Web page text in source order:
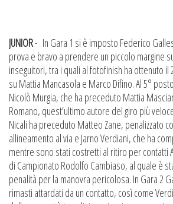
JUNIOR- In Gara 1 si è imposto Federico
prova e bravo a prendere un piccolo margine
inseguitori, tra i quali al fotofinish ha ottenuto il
su Mattia Mancasola e Marco Difino. Al 5°
Nicolò Murgia, che ha preceduto Mattia
Romano, quest’ultimo autore del giro più
Nicali ha preceduto Matteo Zane, penalizzato
allineamento al via e Jarno Verdiani, che ha
mentre sono stati costretti al ritiro per contatti
di Campionato Rodolfo Cambiaso, al quale è
penalità per la manovra pericolosa. In Gara 2
rimasti attardati da un contatto, così come